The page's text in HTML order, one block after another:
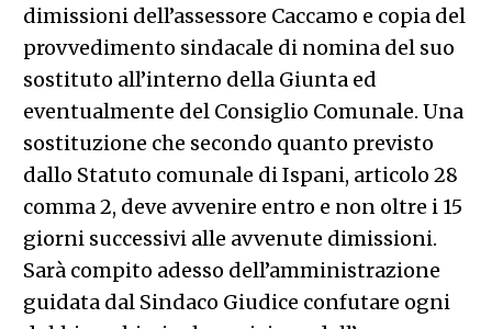
dimissioni dell’assessore Caccamo e copia del
provvedimento sindacale di nomina del suo
sostituto all’interno della Giunta ed
eventualmente del Consiglio Comunale. Una
sostituzione che secondo quanto previsto
dallo Statuto comunale di Ispani, articolo 28
comma 2, deve avvenire entro e non oltre i 15
giorni successivi alle avvenute dimissioni.
Sarà compito adesso dell’amministrazione
guidata dal Sindaco Giudice confutare ogni